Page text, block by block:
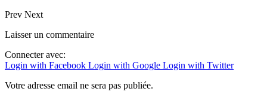
Prev Next
Laisser un commentaire
Connecter avec:
Login with Facebook Login with Google Login with Twitter
Votre adresse email ne sera pas publiée.